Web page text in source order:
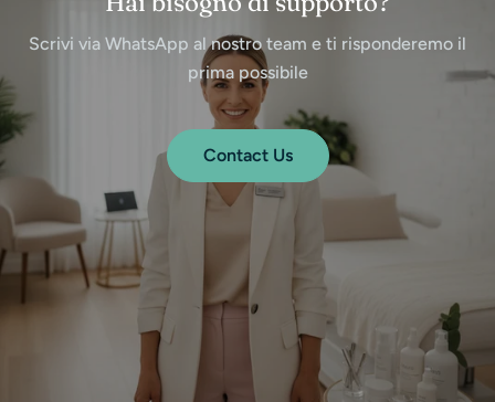
Scrivi via WhatsApp al nostro team e ti risponderemo il
prima possibile
Contact Us